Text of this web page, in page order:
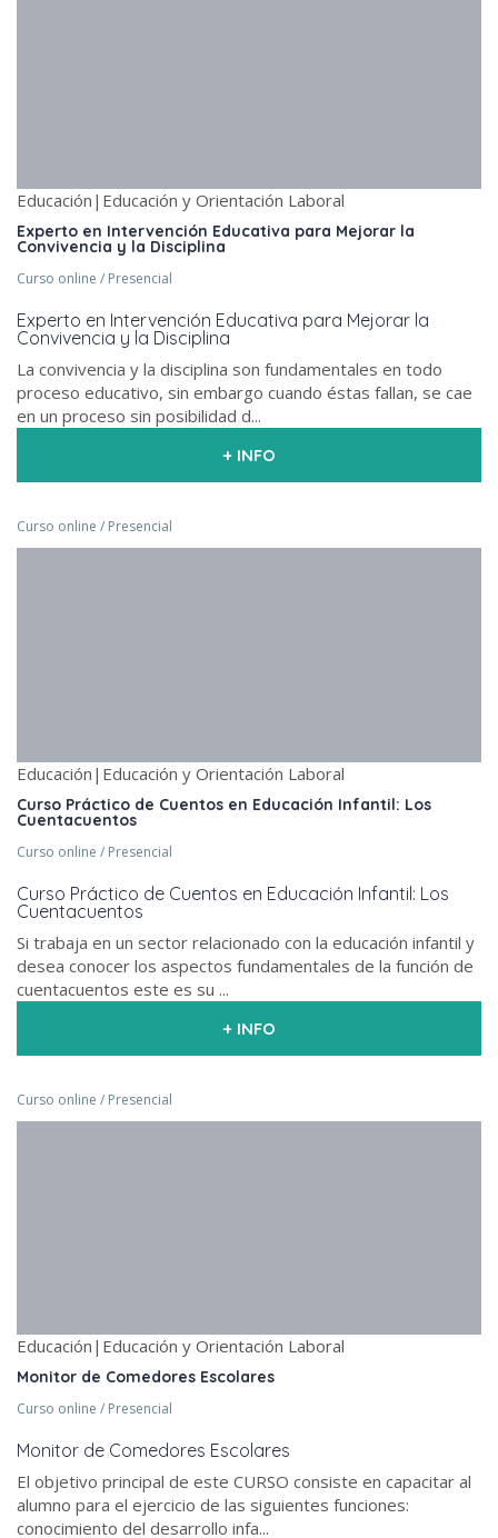
Educación|Educación y Orientación Laboral
Experto en Intervención Educativa para Mejorar la
Convivencia y la Disciplina
Curso online / Presencial
Experto en Intervención Educativa para Mejorar la
Convivencia y la Disciplina
La convivencia y la disciplina son fundamentales en todo
proceso educativo, sin embargo cuando éstas fallan, se cae
en un proceso sin posibilidad d...
+ INFO
Curso online / Presencial
Educación|Educación y Orientación Laboral
Curso Práctico de Cuentos en Educación Infantil: Los
Cuentacuentos
Curso online / Presencial
Curso Práctico de Cuentos en Educación Infantil: Los
Cuentacuentos
Si trabaja en un sector relacionado con la educación infantil y
desea conocer los aspectos fundamentales de la función de
cuentacuentos este es su ...
+ INFO
Curso online / Presencial
Educación|Educación y Orientación Laboral
Monitor de Comedores Escolares
Curso online / Presencial
Monitor de Comedores Escolares
El objetivo principal de este CURSO consiste en capacitar al
alumno para el ejercicio de las siguientes funciones:
conocimiento del desarrollo infa...